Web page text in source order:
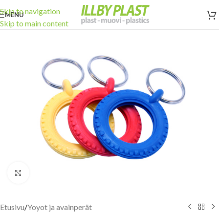
Skip to navigation
Skip to main content
MENU
Etusivu/Yoyot ja avainperät